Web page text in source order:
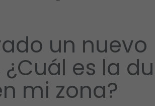
un nuevo
es la
mi zona?